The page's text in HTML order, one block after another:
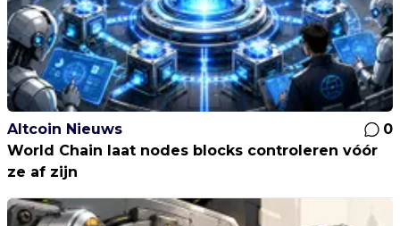
Altcoin Nieuws
0
World Chain laat nodes blocks controleren vóór
ze af zijn